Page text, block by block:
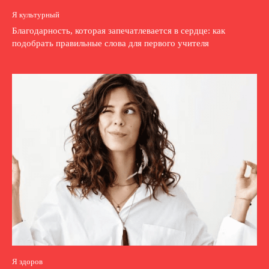
Я культурный
Благодарность, которая запечатлевается в сердце: как
подобрать правильные слова для первого учителя
Я здоров